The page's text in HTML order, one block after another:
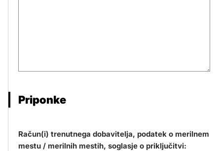
Priponke
Račun(i) trenutnega dobavitelja, podatek o merilnem
mestu / merilnih mestih, soglasje o priključitvi: